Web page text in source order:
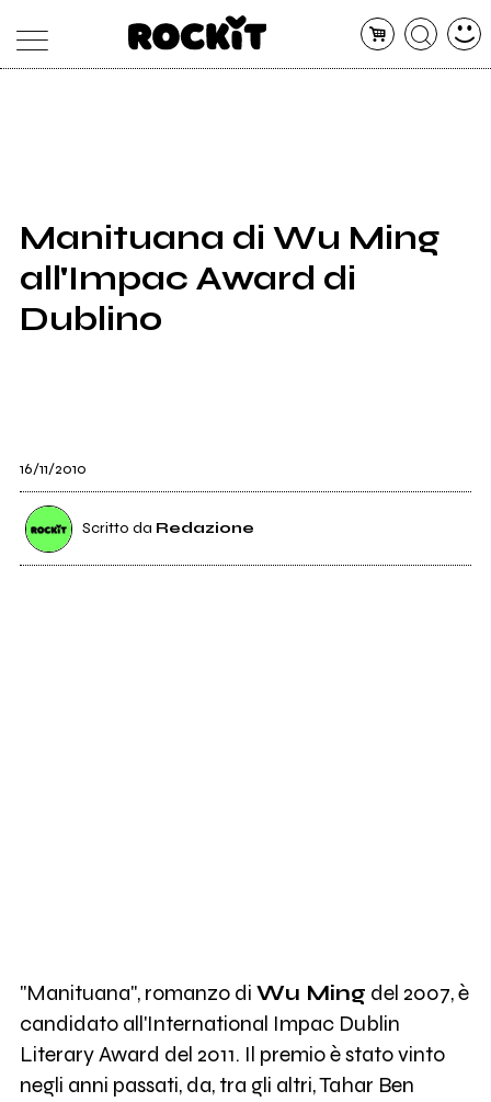
SHOP
RADIO
Manituana di Wu Ming
all'Impac Award di
Dublino
16/11/2010
Scritto da Redazione
"Manituana", romanzo di Wu Ming del 2007, è
candidato all'International Impac Dublin
Literary Award del 2011. Il premio è stato vinto
negli anni passati, da, tra gli altri, Tahar Ben